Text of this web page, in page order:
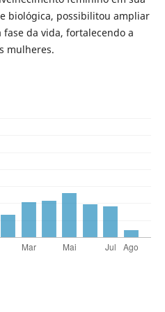
biológica, possibilitou ampliar
fase da vida, fortalecendo a
mulheres.